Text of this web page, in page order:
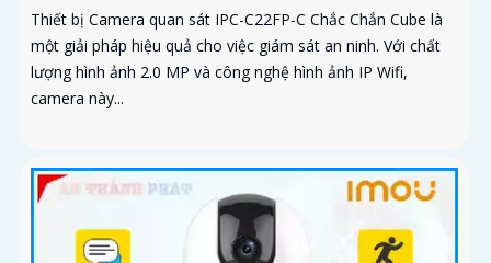
Thiết bị Camera quan sát IPC-C22FP-C Chắc Chắn Cube là
một giải pháp hiệu quả cho việc giám sát an ninh. Với chất
lượng hình ảnh 2.0 MP và công nghệ hình ảnh IP Wifi,
camera này...